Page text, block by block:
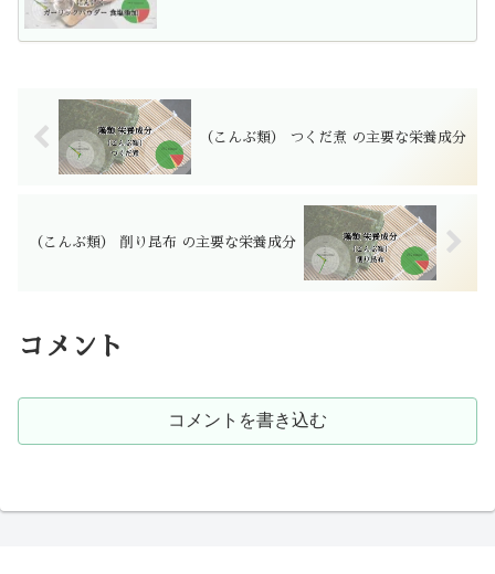
（こんぶ類） つくだ煮 の主要な栄養成分
（こんぶ類） 削り昆布 の主要な栄養成分
コメント
コメントを書き込む